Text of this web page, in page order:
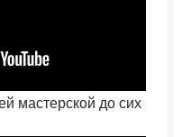
мастерской до сих